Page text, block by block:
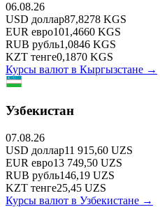
06.08.26
USD доллар87,8278 KGS
EUR евро101,4660 KGS
RUB рубль1,0846 KGS
KZT тенге0,1870 KGS
Курсы валют в Кыргызстане →
Узбекистан
07.08.26
USD доллар11 915,60 UZS
EUR евро13 749,50 UZS
RUB рубль146,19 UZS
KZT тенге25,45 UZS
Курсы валют в Узбекистане →